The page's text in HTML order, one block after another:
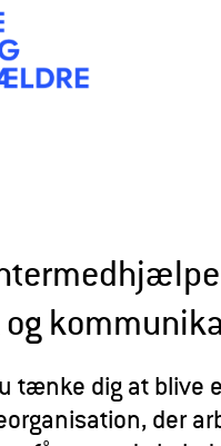
hovedindhold
tænke dig at blive
der